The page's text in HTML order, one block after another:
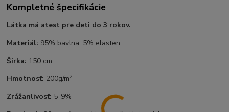
Kompletné špecifikácie
Látka má atest pre deti do 3 rokov.
Materiál: 95% bavlna, 5% elasten
Šírka: 150 cm
Hmotnosť: 200g/m2
Zrážanlivosť: 5-9%